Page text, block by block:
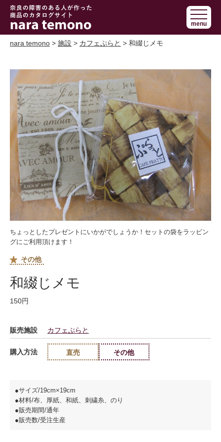
奈良で障害の
ある人の手作
り商品 nara
menu
nara temono > 施設 > カフェぷらと > 和綴じメモ
ちょっとしたプレゼントにいかがでしょうか！セットの袋をラッピン
グにご利用頂けます！
その他
和綴じメモ
150円
販売施設 カフェぷらと
購入方法 直売 その他
●サイズ/19cm×19cm
●材料/布、厚紙、和紙、刺繍糸、のり
●販売期間/通年
●販売数/受注生産